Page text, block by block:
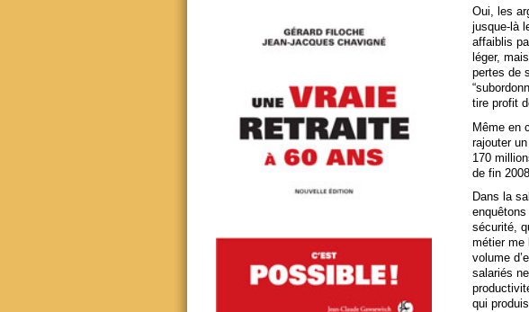
Oui, les
jusque-là
affaiblis
léger,
pertes de
tire profit
Même en
rajouter
170
de fin 2008.
Dans la
sécurité,
métier me
volume
salariés
qui